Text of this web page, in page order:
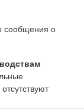
сообщения о